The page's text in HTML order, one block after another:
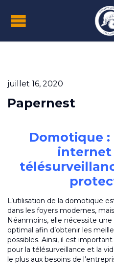
juillet 16, 2020
Papernest
Domotique
internet
L’utilisation de la domotique
dans les foyers modernes,
Néanmoins, elle nécessite
optimal afin d’obtenir les
possibles. Ainsi, il est
pour la télésurveillance et la
le plus aux besoins de